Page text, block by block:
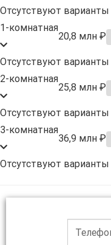
Отсутствуют варианты
1-комнатная
20,8 млн ₽
Отсутствуют варианты
2-комнатная
25,8 млн ₽
Отсутствуют варианты
3-комнатная
36,9 млн ₽
Отсутствуют варианты